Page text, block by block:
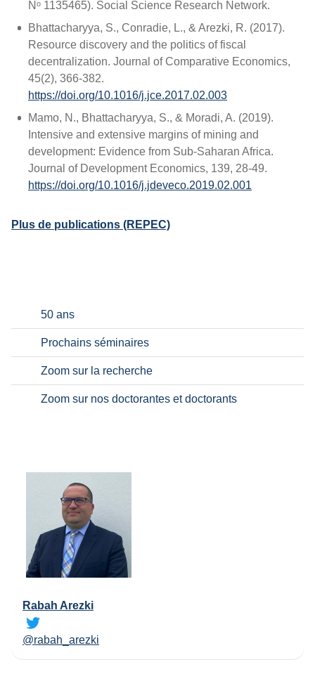
Nᵒ 1135465). Social Science Research Network.
Bhattacharyya, S., Conradie, L., & Arezki, R. (2017).
Resource discovery and the politics of fiscal
decentralization. Journal of Comparative Economics,
45(2), 366‑382.
https://doi.org/10.1016/j.jce.2017.02.003
Mamo, N., Bhattacharyya, S., & Moradi, A. (2019).
Intensive and extensive margins of mining and
development: Evidence from Sub-Saharan Africa.
Journal of Development Economics, 139, 28‑49.
https://doi.org/10.1016/j.jdeveco.2019.02.001
Plus de publications (REPEC)
50 ans
Prochains séminaires
Zoom sur la recherche
Zoom sur nos doctorantes et doctorants
Rabah Arezki
@rabah_arezki